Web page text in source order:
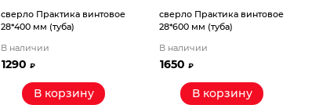
сверло Практика винтовое
28*400 мм (туба)
В наличии
1290₽
В корзину
сверло Практика винтовое
28*600 мм (туба)
В наличии
1650₽
В корзину